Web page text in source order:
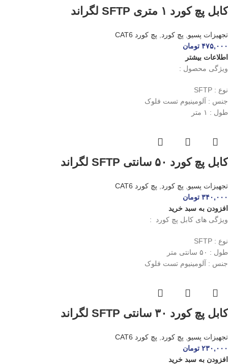
کابل پچ کورد ۱ متری SFTP لگراند
تجهیزات پسیو پچ کورد
پچ کورد CAT6
۴۷۵,۰۰۰ تومان
اطلاعات بیشتر
ویژگی محصول :
نوع : SFTP
جنس : آلومینیوم تست فلوک
طول : ۱ متر
کابل پچ کورد ۵۰ سانتی SFTP لگراند
تجهیزات پسیو پچ کورد
پچ کورد CAT6
۳۴۰,۰۰۰ تومان
افزودن به سبد خرید
ویژگی های کابل پچ کورد :
نوع : SFTP
طول : ۵۰ سانتی متر
جنس : آلومینیوم تست فلوک
کابل پچ کورد ۳۰ سانتی SFTP لگراند
تجهیزات پسیو پچ کورد
پچ کورد CAT6
۲۳۰,۰۰۰ تومان
افزودن به سبد خرید